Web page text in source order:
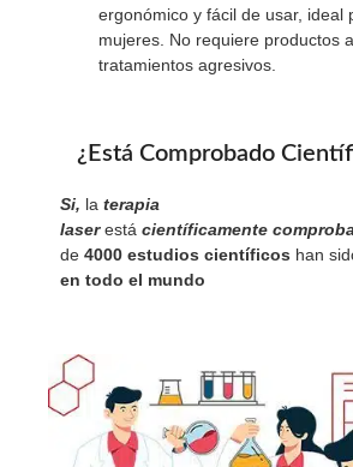
ergonómico y fácil de usar, ideal
mujeres. No requiere productos
tratamientos agresivos.
¿Está Comprobado
Si, la terapia
laserestá científicamente
de 4000 estudios científicos han
en todo el mundo